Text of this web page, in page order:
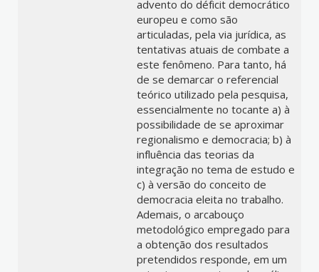
advento do déficit democrático
europeu e como são
articuladas, pela via jurídica, as
tentativas atuais de combate a
este fenômeno. Para tanto, há
de se demarcar o referencial
teórico utilizado pela pesquisa,
essencialmente no tocante a) à
possibilidade de se aproximar
regionalismo e democracia; b) à
influência das teorias da
integração no tema de estudo e
c) à versão do conceito de
democracia eleita no trabalho.
Ademais, o arcabouço
metodológico empregado para
a obtenção dos resultados
pretendidos responde, em um